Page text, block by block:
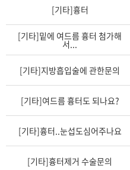
비밀번호 확인
비밀번호를
[기타]흉터
[기타]밑에 여드름 흉터 첨가해
서...
[기타]지방흡입술에 관한문의
[기타]여드름 흉터도 되나요?
[기타]흉터..눈섭도심어주나요
[기타]흉터제거 수술문의